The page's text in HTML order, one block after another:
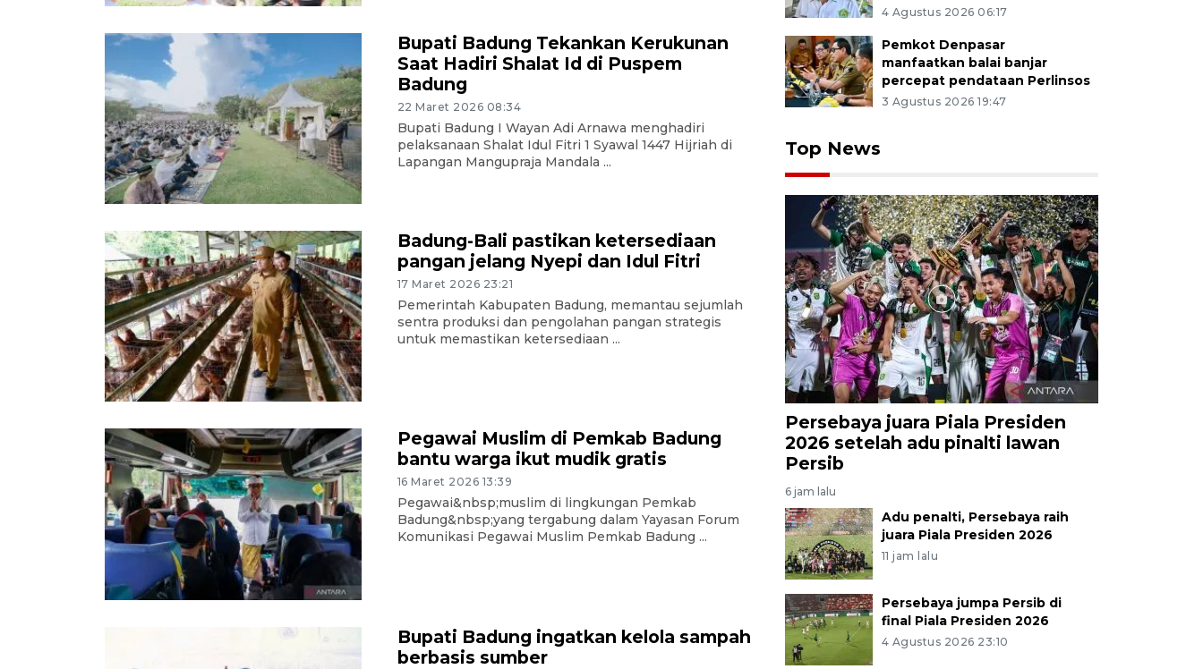
Bupati Badung Tekankan Kerukunan
Saat Hadiri Shalat Id di Puspem
Badung
22 Maret 2026 08:34
Bupati Badung I Wayan Adi Arnawa menghadiri
pelaksanaan Shalat Idul Fitri 1 Syawal 1447 Hijriah di
Lapangan Mangupraja Mandala ...
Badung-Bali pastikan ketersediaan
pangan jelang Nyepi dan Idul Fitri
17 Maret 2026 23:21
Pemerintah Kabupaten Badung, memantau sejumlah
sentra produksi dan pengolahan pangan strategis
untuk memastikan ketersediaan ...
Pegawai Muslim di Pemkab Badung
bantu warga ikut mudik gratis
16 Maret 2026 13:39
Pegawai&nbsp;muslim di lingkungan Pemkab
Badung&nbsp;yang tergabung dalam Yayasan Forum
Komunikasi Pegawai Muslim Pemkab Badung ...
Bupati Badung ingatkan kelola sampah
berbasis sumber
4 Agustus 2026 06:17
Pemkot Denpasar
manfaatkan balai banjar
percepat pendataan Perlinsos
3 Agustus 2026 19:47
Top News
Persebaya juara Piala Presiden
2026 setelah adu pinalti lawan
Persib
6 jam lalu
Adu penalti, Persebaya raih
juara Piala Presiden 2026
11 jam lalu
Persebaya jumpa Persib di
final Piala Presiden 2026
4 Agustus 2026 23:10